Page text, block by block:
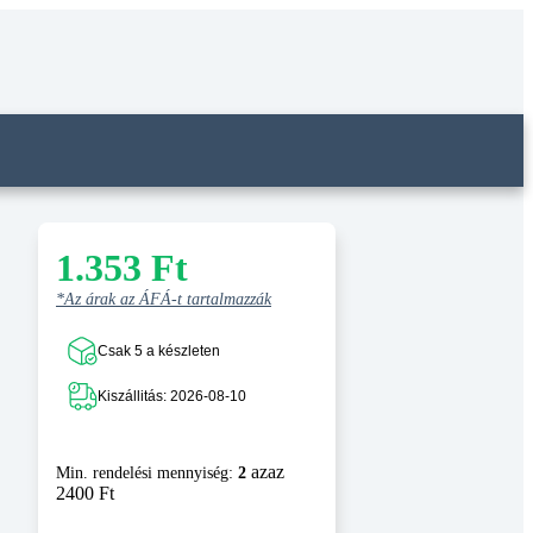
1.353 Ft
*Az árak az ÁFÁ-t tartalmazzák
Csak 5 a készleten
Kiszállitás: 2026-08-10
Min. rendelési mennyiség: 2 azaz
2400 Ft